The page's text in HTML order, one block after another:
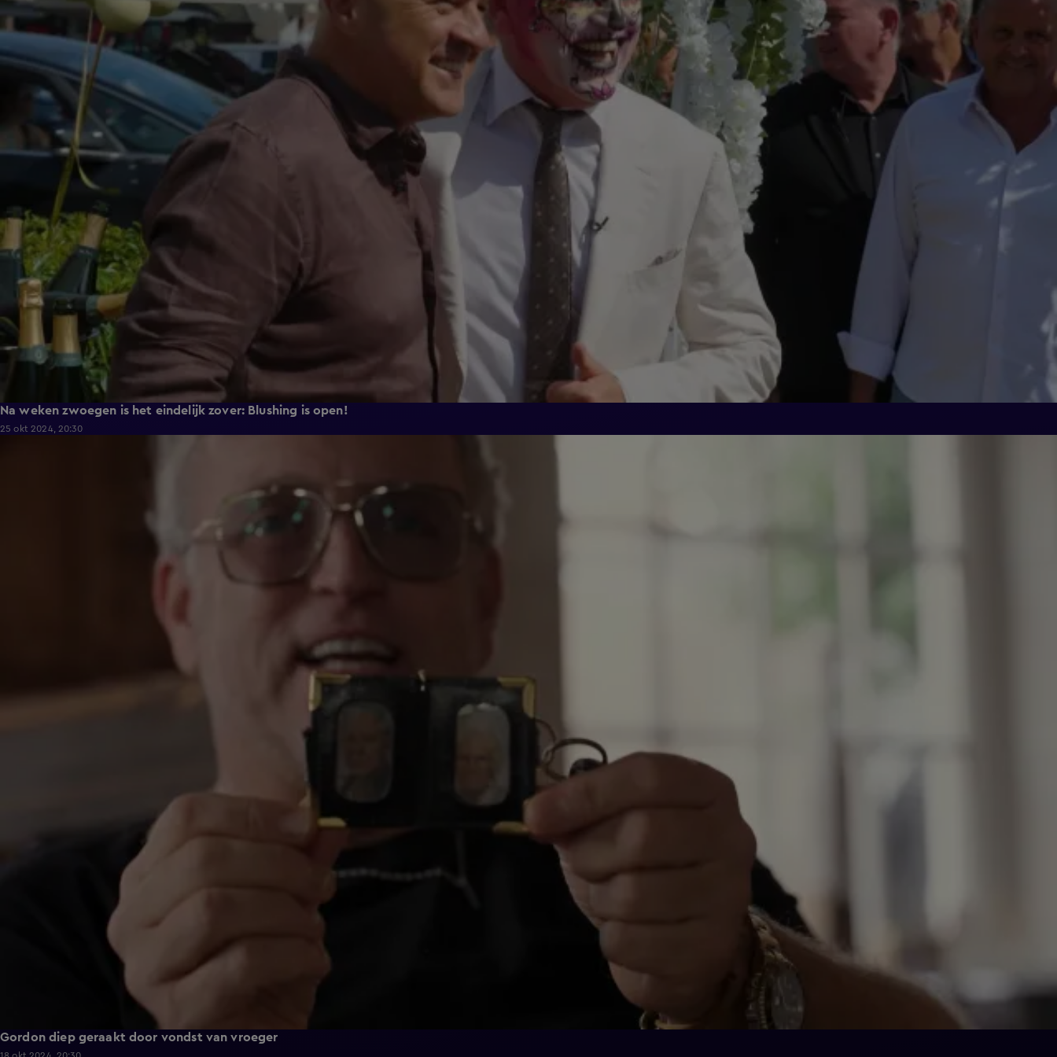
Na weken zwoegen is het eindelijk zover: Blushing is open!
25 okt 2024, 20:30
Gordon diep geraakt door vondst van vroeger